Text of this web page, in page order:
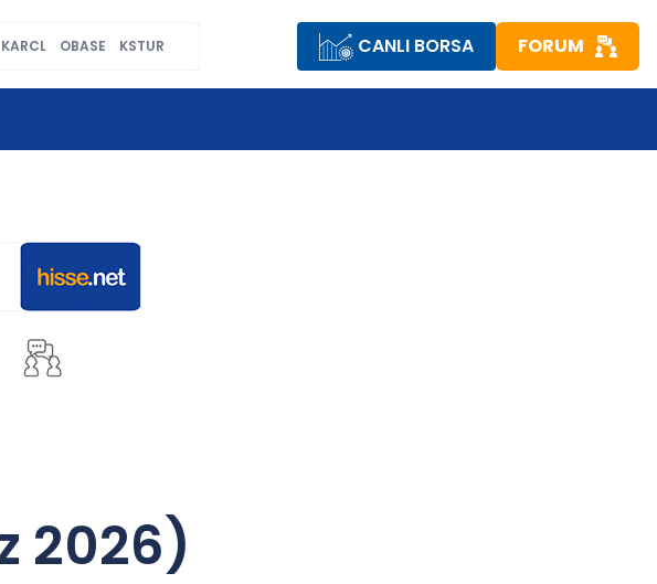
KARCL OBASE KSTUR CANLI BORSA FORUM
2026)